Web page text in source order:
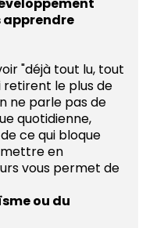
apprendre
"déjà tout lu, tout
retirent le plus de
ne parle pas de
quotidienne,
ce qui bloque
en
vous permet de
ou du